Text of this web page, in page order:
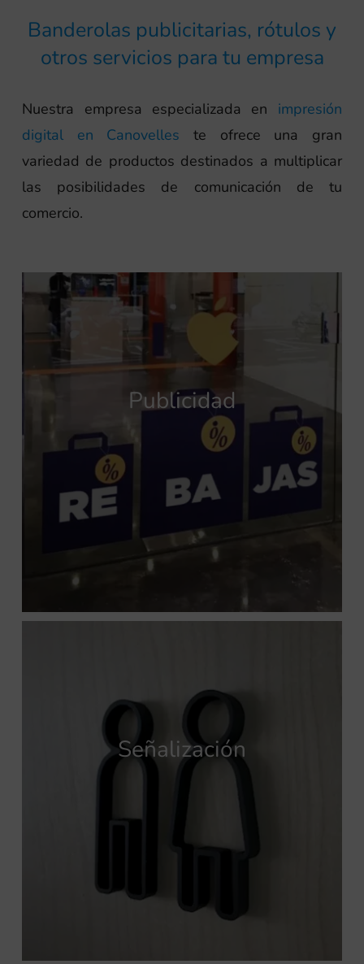
Banderolas publicitarias, rótulos y
otros servicios para tu empresa
Nuestra empresa especializada en impresión
digital en Canovelles te ofrece una gran
variedad de productos destinados a multiplicar
las posibilidades de comunicación de tu
comercio.
Publicidad
Señalización